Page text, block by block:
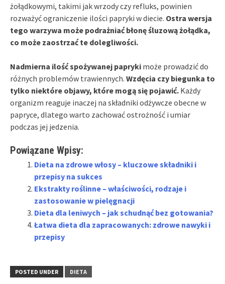
żołądkowymi, takimi jak wrzody czy refluks, powinien
rozważyć ograniczenie ilości papryki w diecie. Ostra wersja
tego warzywa może podrażniać błonę śluzową żołądka,
co może zaostrzać te dolegliwości.
Nadmierna ilość spożywanej papryki może prowadzić do
różnych problemów trawiennych. Wzdęcia czy biegunka to
tylko niektóre objawy, które mogą się pojawić. Każdy
organizm reaguje inaczej na składniki odżywcze obecne w
papryce, dlatego warto zachować ostrożność i umiar
podczas jej jedzenia.
Powiązane Wpisy:
Dieta na zdrowe włosy – kluczowe składniki i
przepisy na sukces
Ekstrakty roślinne – właściwości, rodzaje i
zastosowanie w pielęgnacji
Dieta dla leniwych – jak schudnąć bez gotowania?
Łatwa dieta dla zapracowanych: zdrowe nawyki i
przepisy
POSTED UNDER DIETA